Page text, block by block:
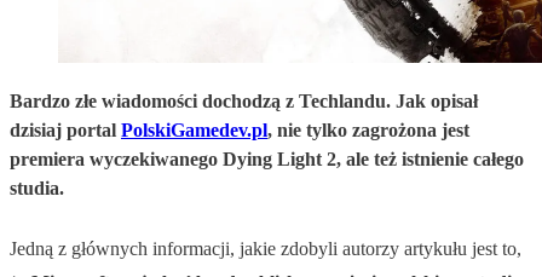
Bardzo złe wiadomości dochodzą z Techlandu. Jak opisał
dzisiaj portal PolskiGamedev.pl, nie tylko zagrożona jest
premiera wyczekiwanego Dying Light 2, ale też istnienie całego
studia.
Jedną z głównych informacji, jakie zdobyli autorzy artykułu jest to,